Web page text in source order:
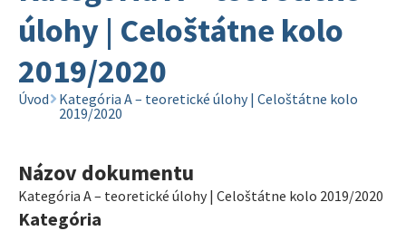
úlohy | Celoštátne kolo
2019/2020
Úvod
Kategória A – teoretické úlohy | Celoštátne kolo
2019/2020
Názov dokumentu
Kategória A – teoretické úlohy | Celoštátne kolo 2019/2020
Kategória